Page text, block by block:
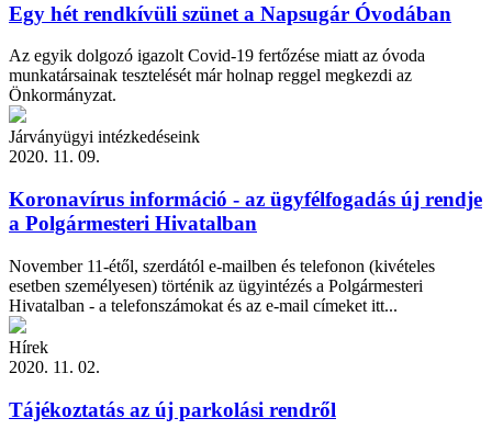
Egy hét rendkívüli szünet a Napsugár Óvodában
Az egyik dolgozó igazolt Covid-19 fertőzése miatt az óvoda
munkatársainak tesztelését már holnap reggel megkezdi az
Önkormányzat.
Járványügyi intézkedéseink
2020. 11. 09.
Koronavírus információ - az ügyfélfogadás új rendje
a Polgármesteri Hivatalban
November 11-étől, szerdától e-mailben és telefonon (kivételes
esetben személyesen) történik az ügyintézés a Polgármesteri
Hivatalban - a telefonszámokat és az e-mail címeket itt...
Hírek
2020. 11. 02.
Tájékoztatás az új parkolási rendről